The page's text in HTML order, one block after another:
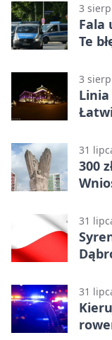
3
Fala
Te
3
31
300
31
31